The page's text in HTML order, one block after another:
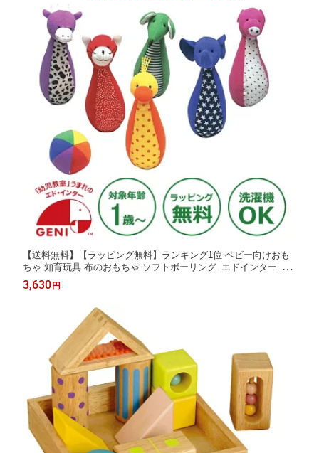
【送料無料】【ラッピング無料】ランキング1位 ベビー向けおも
ちゃ 知育玩具 布のおもちゃ ソフトボーリング_エドインター_対
象年齢 1歳〜 | 出産祝い 出産お祝い 内祝い 誕生日プレゼント 誕
生日祝い 男の子 女の子 ベビー 幼児 子供 一歳 1歳児 子供 ギフト
3,630 円